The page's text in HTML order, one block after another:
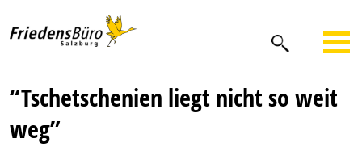
“Tschetschenien liegt nicht so weit
weg”